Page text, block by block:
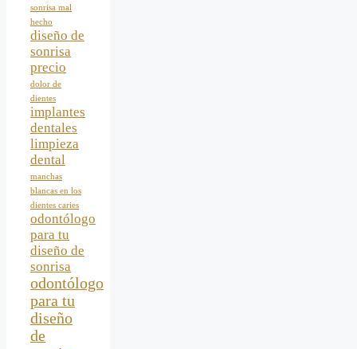
sonrisa mal
hecho
diseño de
sonrisa
precio
dolor de
dientes
implantes
dentales
limpieza
dental
manchas
blancas en los
dientes caries
odontólogo
para tu
diseño de
sonrisa
odontólogo
para tu
diseño
de